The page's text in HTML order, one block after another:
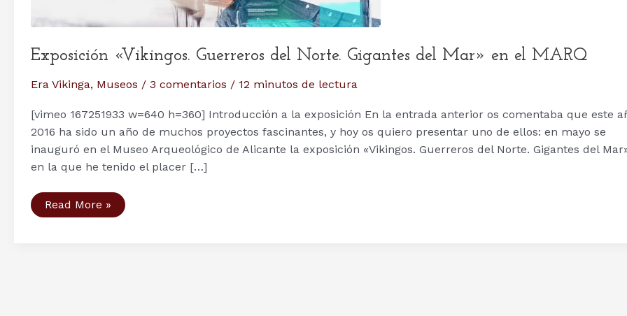
Exposición «Vikingos. Guerreros del Norte. Gigantes del Mar» en el MARQ
Era Vikinga, Museos / 3 comentarios / 12 minutos de lectura
[vimeo 167251933 w=640 h=360] Introducción a la exposición En la entrada anterior os comentaba que este
2016 ha sido un año de muchos proyectos fascinantes, y hoy os quiero presentar uno de ellos: en mayo se
inauguró en el Museo Arqueológico de Alicante la exposición «Vikingos. Guerreros del Norte. Gigantes del
en la que he tenido el placer […]
Exposición
«Vikingos.
Read More »